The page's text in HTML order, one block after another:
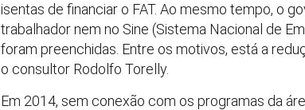
isentas de financiar o FAT. Ao mesmo tempo, o
trabalhador nem no Sine (Sistema Nacional de
foram preenchidas. Entre os motivos, está a
o consultor Rodolfo Torelly.
Em 2014, sem conexão com os programas da